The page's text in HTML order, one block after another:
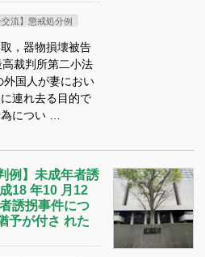
交流】懲戒処分例
，器物損壊被告
裁判所第二小法
外国人が妻におい
連れ去る目的で
につい …
例】未成年者誘
18 年10 月12
誘拐事件につ
予が付さ れた